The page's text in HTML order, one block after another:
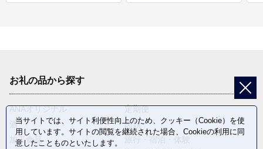
お礼の品から探す
ANAオリジナル
定期便
酒
肉類
加工食品
当サイトでは、サイト利便性向上のため、クッキー（Cookie）を使
用しています。サイトの閲覧を継続された場合、Cookieの利用に同
意したことものといたします。